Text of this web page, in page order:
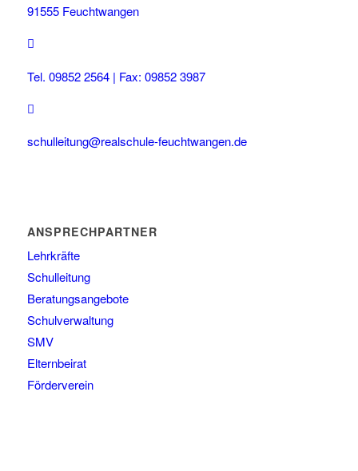
91555 Feuchtwangen
Tel. 09852 2564 | Fax: 09852 3987
schulleitung@realschule-feuchtwangen.de
ANSPRECHPARTNER
Lehrkräfte
Schulleitung
Beratungsangebote
Schulverwaltung
SMV
Elternbeirat
Förderverein